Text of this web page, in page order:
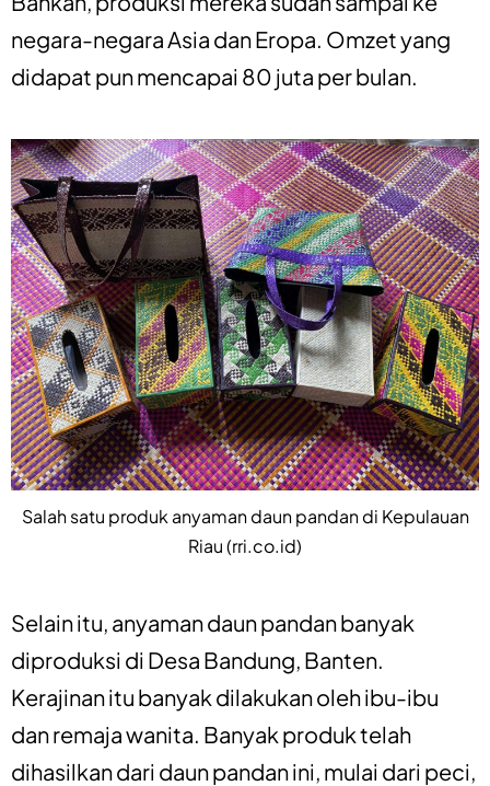
negara-negara Asia dan Eropa. Omzet yang
didapat pun mencapai 80 juta per bulan.
Salah satu produk anyaman daun pandan di Kepulauan
Riau (rri.co.id)
Selain itu, anyaman daun pandan banyak
diproduksi di Desa Bandung, Banten.
Kerajinan itu banyak dilakukan oleh ibu-ibu
dan remaja wanita. Banyak produk telah
dihasilkan dari daun pandan ini, mulai dari peci,